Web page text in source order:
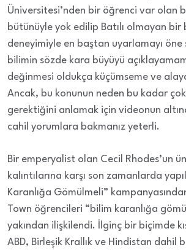
Üniversitesi’nden bir öğrenci var olan
bütünüyle yok edilip Batılı olmayan bir
deneyimiyle en baştan uyarlamayı
bilimin sözde kara büyüyü
değinmesi oldukça küçümseme ve
Ancak, bu konunun neden bu kadar çok
gerektiğini anlamak için videonun
cahil yorumlara bakmanız yeterli.
Bir emperyalist olan Cecil Rhodes’un
kalıntılarına karşı son zamanlarda
Karanlığa Gömülmeli”
Town öğrencileri “bilim karanlığa
yakından ilişkilendi. İlginç bir biçimde
ABD, Birleşik Krallık ve Hindistan dahil